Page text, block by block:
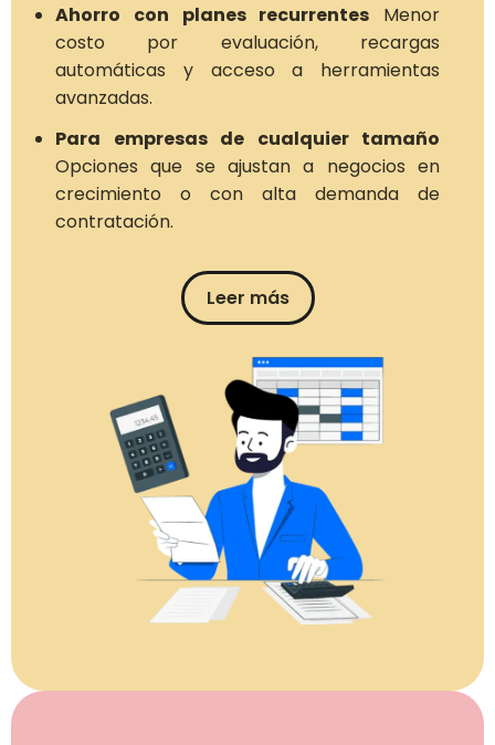
Ahorro con planes recurrentes Menor
costo por evaluación, recargas
automáticas y acceso a herramientas
avanzadas.
Para empresas de cualquier tamaño
Opciones que se ajustan a negocios en
crecimiento o con alta demanda de
contratación.
Leer más